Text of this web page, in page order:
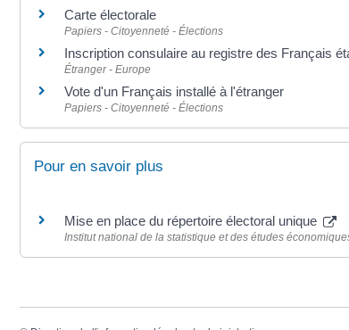
Carte électorale
Papiers - Citoyenneté - Élections
Inscription consulaire au registre des Français
Étranger - Europe
Vote d'un Français installé à l'étranger
Papiers - Citoyenneté - Élections
Pour en savoir plus
Mise en place du répertoire électoral unique
Institut national de la statistique et des études